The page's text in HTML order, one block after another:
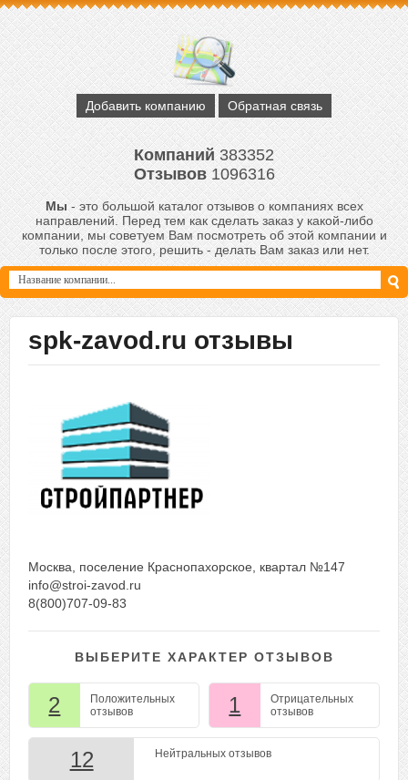
Добавить компанию Обратная связь
Компаний383352
Отзывов1096316
Мы- это большой каталог отзывов о компаниях всех
направлений. Перед тем как сделать заказ у какой-либо
компании, мы советуем Вам посмотреть об этой компании и
только после этого, решить - делать Вам заказ или нет.
spk-zavod.ru отзывы
Москва, поселение Краснопахорское, квартал №147
info@stroi-zavod.ru
8(800)707-09-83
ВЫБЕРИТЕ ХАРАКТЕР ОТЗЫВОВ
2
Положительных
отзывов
1
Отрицательных
отзывов
12 Нейтральных отзывов